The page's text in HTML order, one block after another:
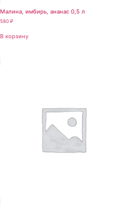
Малина, имбирь, ананас 0,5 л
580 ₽
В корзину